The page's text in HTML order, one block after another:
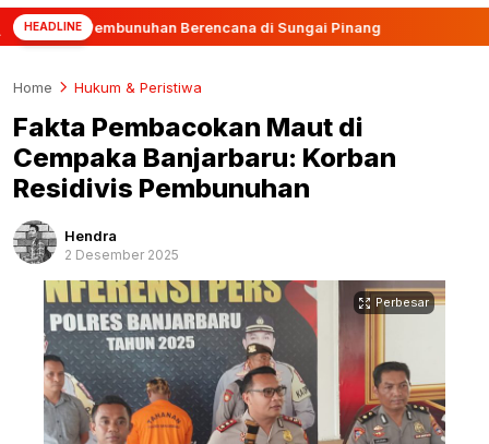
HEADLINE
Pembunuhan Berencana di Sungai Pinang
Home Hukum & Peristiwa
Fakta Pembacokan Maut di
Cempaka Banjarbaru: Korban
Residivis Pembunuhan
Hendra
2 Desember 2025
Perbesar